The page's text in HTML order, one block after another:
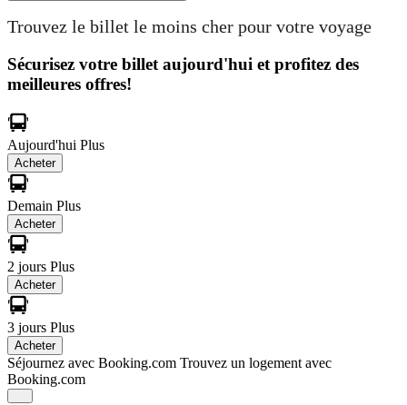
Trouvez le billet le moins cher pour votre voyage
Sécurisez votre billet aujourd'hui et profitez des
meilleures offres!
Aujourd'hui Plus
Acheter
Demain Plus
Acheter
2 jours Plus
Acheter
3 jours Plus
Acheter
Séjournez avec Booking.com Trouvez un logement avec
Booking.com